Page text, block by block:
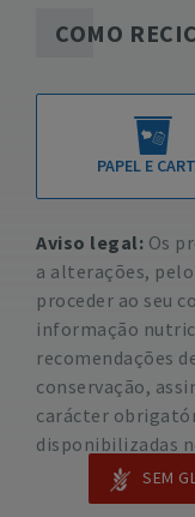
COMO
PAPEL E
Aviso legal: Os
a alterações,
proceder ao seu
informação
recomendações
conservação,
carácter
disponibilizadas
SEM